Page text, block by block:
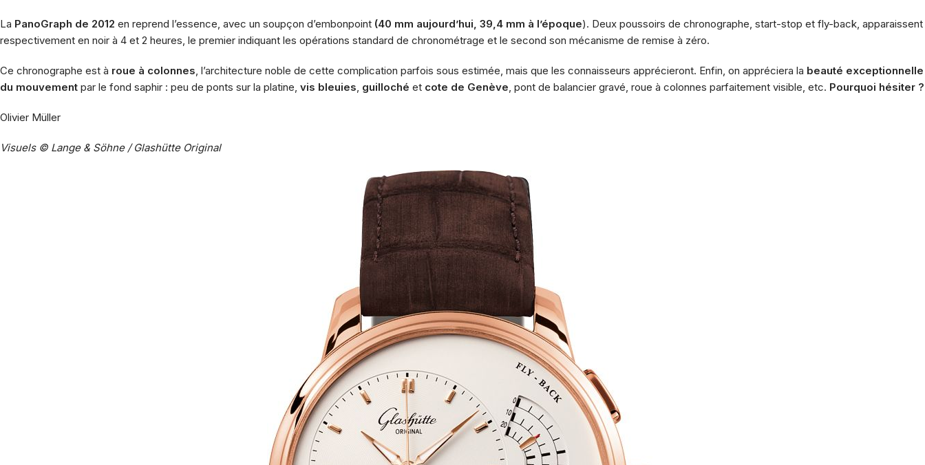
La PanoGraph de 2012 en reprend l’essence, avec un soupçon d’embonpoint (40 mm aujourd’hui, 39,4 mm à l’époque). Deux poussoirs de chronographe, start-stop et fly-back, apparaissent
respectivement en noir à 4 et 2 heures, le premier indiquant les opérations standard de chronométrage et le second son mécanisme de remise à zéro.
Ce chronographe est à roue à colonnes, l’architecture noble de cette complication parfois sous estimée, mais que les connaisseurs apprécieront. Enfin, on appréciera la beauté exceptionnelle
du mouvement par le fond saphir : peu de ponts sur la platine, vis bleuies, guilloché et cote de Genève, pont de balancier gravé, roue à colonnes parfaitement visible, etc. Pourquoi hésiter ?
Olivier Müller
Visuels © Lange & Söhne / Glashütte Original